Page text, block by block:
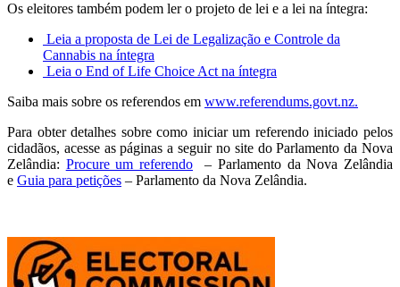
Os eleitores também podem ler o projeto de lei e a lei na íntegra:
Leia a proposta de Lei de Legalização e Controle da
Cannabis na íntegra
Leia o End of Life Choice Act na íntegra
Saiba mais sobre os referendos em www.referendums.govt.nz.
Para obter detalhes sobre como iniciar um referendo iniciado pelos
cidadãos, acesse as páginas a seguir no site do Parlamento da Nova
Zelândia: Procure umreferendo – Parlamento da Nova Zelândia
e Guia para petições – Parlamento da Nova Zelândia.